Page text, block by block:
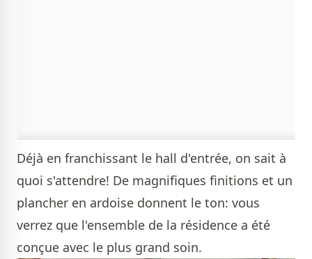
Déjà en franchissant le hall d'entrée, on sait à
quoi s'attendre! De magnifiques finitions et un
plancher en ardoise donnent le ton: vous
verrez que l'ensemble de la résidence a été
conçue avec le plus grand soin.